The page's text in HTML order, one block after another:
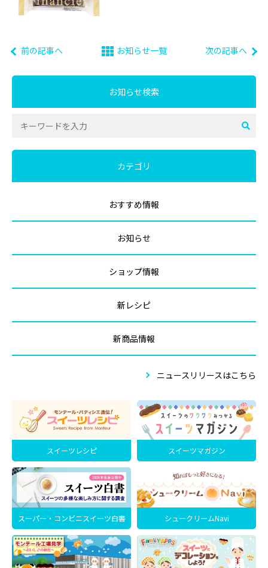
前の記事へ お知らせ一覧 次の記事へ
お知らせ検索
カテゴリ
おすすめ情報
お知らせ
ショップ情報
新レシピ
新商品情報
ニュースリリースはこちら
スイーツレシピ スイーツマガジン
スーパー・コンビニスイーツ白書 シュークリームNavi